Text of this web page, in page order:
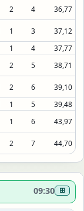
2 4 36,77
1 3
37,12
1 4
37,77
2 5 38,71
2 6
39,10
1 5
39,48
1 6 43,97
2 7 44,70
09:30 ⊞